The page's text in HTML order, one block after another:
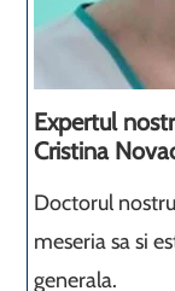
Expertul
Cristina
Doctorul
meseria sa si
generala.